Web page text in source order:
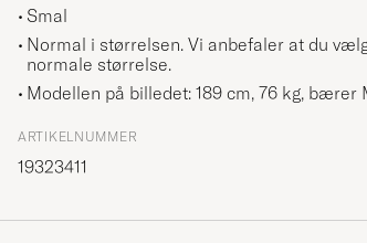
Smal
Normal i størrelsen. Vi anbefaler at du
normale størrelse.
Modellen på billedet: 189 cm, 76 kg, bærer
ARTIKELNUMMER
19323411